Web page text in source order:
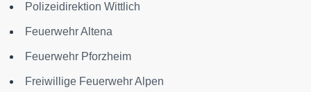
Polizeidirektion Wittlich
Feuerwehr Altena
Feuerwehr Pforzheim
Freiwillige Feuerwehr Alpen